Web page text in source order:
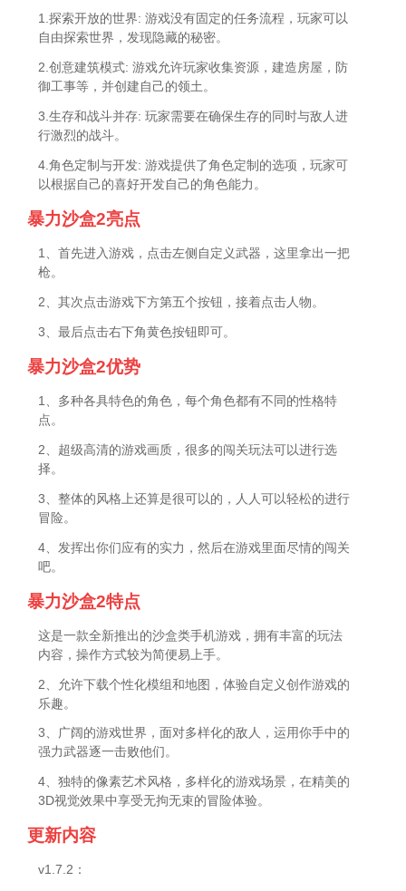
1.探索开放的世界: 游戏没有固定的任务流程，玩家可以
自由探索世界，发现隐藏的秘密。
2.创意建筑模式: 游戏允许玩家收集资源，建造房屋，防
御工事等，并创建自己的领土。
3.生存和战斗并存: 玩家需要在确保生存的同时与敌人进
行激烈的战斗。
4.角色定制与开发: 游戏提供了角色定制的选项，玩家可
以根据自己的喜好开发自己的角色能力。
暴力沙盒2亮点
1、首先进入游戏，点击左侧自定义武器，这里拿出一把
枪。
2、其次点击游戏下方第五个按钮，接着点击人物。
3、最后点击右下角黄色按钮即可。
暴力沙盒2优势
1、多种各具特色的角色，每个角色都有不同的性格特
点。
2、超级高清的游戏画质，很多的闯关玩法可以进行选
择。
3、整体的风格上还算是很可以的，人人可以轻松的进行
冒险。
4、发挥出你们应有的实力，然后在游戏里面尽情的闯关
吧。
暴力沙盒2特点
这是一款全新推出的沙盒类手机游戏，拥有丰富的玩法
内容，操作方式较为简便易上手。
2、允许下载个性化模组和地图，体验自定义创作游戏的
乐趣。
3、广阔的游戏世界，面对多样化的敌人，运用你手中的
强力武器逐一击败他们。
4、独特的像素艺术风格，多样化的游戏场景，在精美的
3D视觉效果中享受无拘无束的冒险体验。
更新内容
v1.7.2：